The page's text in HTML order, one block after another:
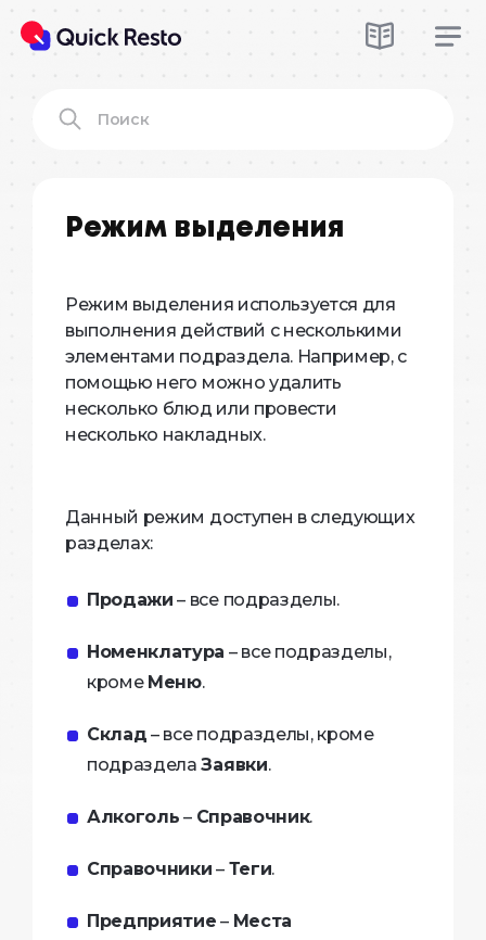
Режим выделения
Режим выделения используется для
выполнения действий с несколькими
элементами подраздела. Например, с
помощью него можно удалить
несколько блюд или провести
несколько накладных.
Данный режим доступен в следующих
разделах:
Продажи – все подразделы.
Номенклатура – все подразделы,
кроме Меню.
Склад – все подразделы, кроме
подразделаЗаявки.
Алкоголь – Справочник.
Справочники – Теги.
Предприятие – Места